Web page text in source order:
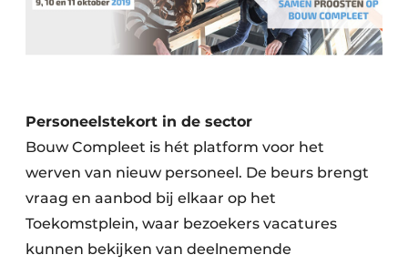
Personeelstekort in de sector
Bouw Compleet is hét platform voor het
werven van nieuw personeel. De beurs brengt
vraag en aanbod bij elkaar op het
Toekomstplein, waar bezoekers vacatures
kunnen bekijken van deelnemende